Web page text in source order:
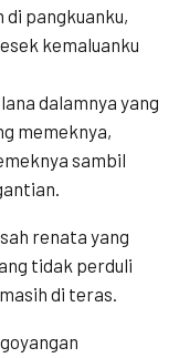
pangkuanku,
kemaluanku
dalamnya yang
memeknya,
sambil
renata yang
tidak perduli
di teras.